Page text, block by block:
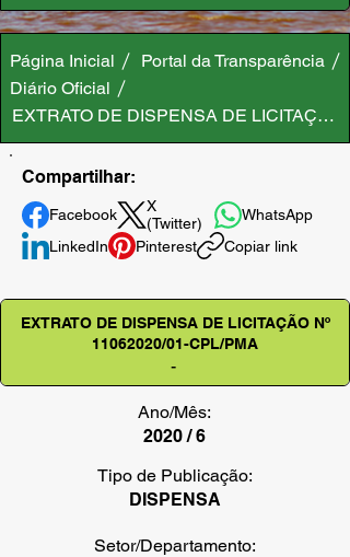
Página Inicial
Portal da Transparência
Diário Oficial
EXTRATO DE DISPENSA DE
Compartilhar:
Facebook
X
(Twitter)
WhatsApp
LinkedIn
Pinterest Copiar link
EXTRATO DE DISPENSA DE LICITAÇÃO Nº
11062020/01-CPL/PMA
-
Ano/Mês:
2020 / 6
Tipo de Publicação:
DISPENSA
Setor/Departamento: